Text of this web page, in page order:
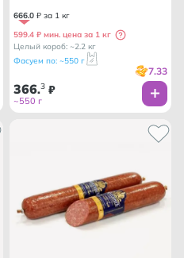
666.0 ₽ за 1 кг
599.4 ₽ мин. цена за 1 кг
Целый короб: ~2.2 кг
Фасуем по: ~550 г
7.33
366.3 ₽
~550 г